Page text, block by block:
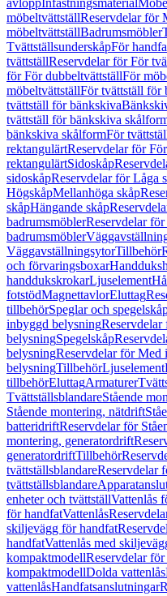
avloppInfästningsmaterial
möbeltvättställReservdelar för
möbeltvättställBadrumsmöbler
TvättställsunderskåpFör
tvättställReservdelar för För
för För dubbeltvättställFör
möbeltvättställFör tvättställ för
tvättställ för bänkskiva
tvättställ för bänkskiva
bänkskiva skålformFör
rektangulärtReservdelar för
rektangulärtSidoskåp
sidoskåpReservdelar för Låga
HögskåpMellanhöga skåp
skåpHängande skåp
badrumsmöblerReservdelar
badrumsmöbler
VäggavställningsytorTillbehör
och förvaringsboxar
handdukskrokarLjuselement
fotstödMagnettavlorEluttag
tillbehörSpeglar och
inbyggd belysning
belysningSpegelskåp
belysningReservdelar för Med
belysningTillbehörLjuselement
tillbehörEluttagArmaturer
TvättställsblandareStående
Stående montering, nätdrift
batteridriftReservdelar för
montering, generatordrift
generatordriftTillbehör
tvättställsblandareReservdelar
tvättställsblandare
enheter och tvättställVattenlås
för handfatVattenlås
skiljevägg för handfat
handfatVattenlås med
kompaktmodellReservdelar
kompaktmodellDolda vattenlås
vattenlåsHandfatsanslutningar